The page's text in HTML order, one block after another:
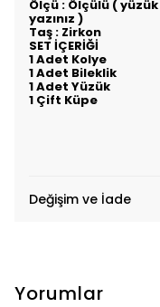
Ölçü : Ölçülü (
yazınız )
Taş : Zirkon
SET İÇERİĞİ
1 Adet Kolye
1 Adet Bileklik
1 Adet Yüzük
1 Çift Küpe
Değişim ve İade
Yorumlar